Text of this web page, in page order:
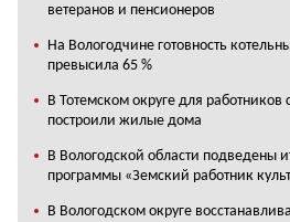
ветеранов и пенсионеров
На Вологодчине готовность
превысила 65 %
В Тотемском округе для работников
построили жилые дома
В Вологодской области подведены
программы «Земский работник
В Вологодском округе